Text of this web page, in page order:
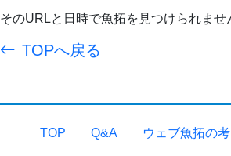
そのURLと日時で魚拓を見つけられませ
TOPへ戻る
TOP Q&A ウェブ魚拓の